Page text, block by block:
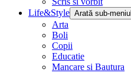
Life&Style Arată sub-meniul
Arta
Boli
Copii
Educatie
Mancare si Bautura